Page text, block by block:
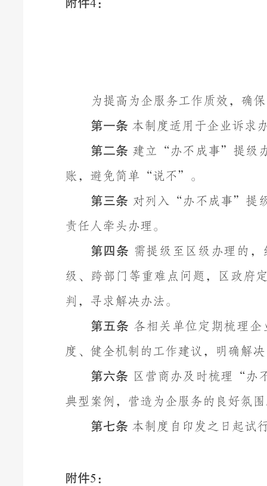
附件4：
为提高为企服务工作质效，确保
第一条 本制度适用于企业诉求
第二条 建立 “ 办不成事” 提级
账，避免简单 “说不 ” 。
第三条 对列入 “ 办不成事” 提
责任人牵头办理。
第四 条 需提级至区级办理的
级、跨部门等重难点问题，区政府
判，寻求解决办法。
第五条 各相关单位定期梳理
度、健全机制的工作建议，明确解决
第六条 区营商办及时梳理 “ 办
典型案例，营造为企服务的良好氛
第七条 本制度自印发之日起试
附件5 ：